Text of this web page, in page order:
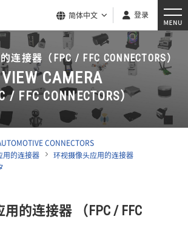
简体中文 登录
连接器（FPC / FFC CONNECTORS）
VIEW CAMERA
/ FFC CONNECTORS）
CONNECTORS
用的连接器
环视摄像头应用的连接器
的连接器 （FPC / FFC